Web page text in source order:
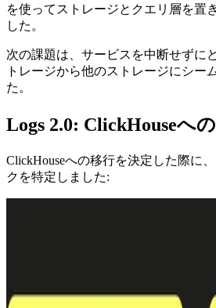
を使ってストレージとクエリ層を置
した。
次の課題は、サービスを中断せずに
トレージから他のストレージにシー
た。
Logs 2.0: ClickHouseへ
ClickHouseへの移行を決定した際に
クを特定しました: